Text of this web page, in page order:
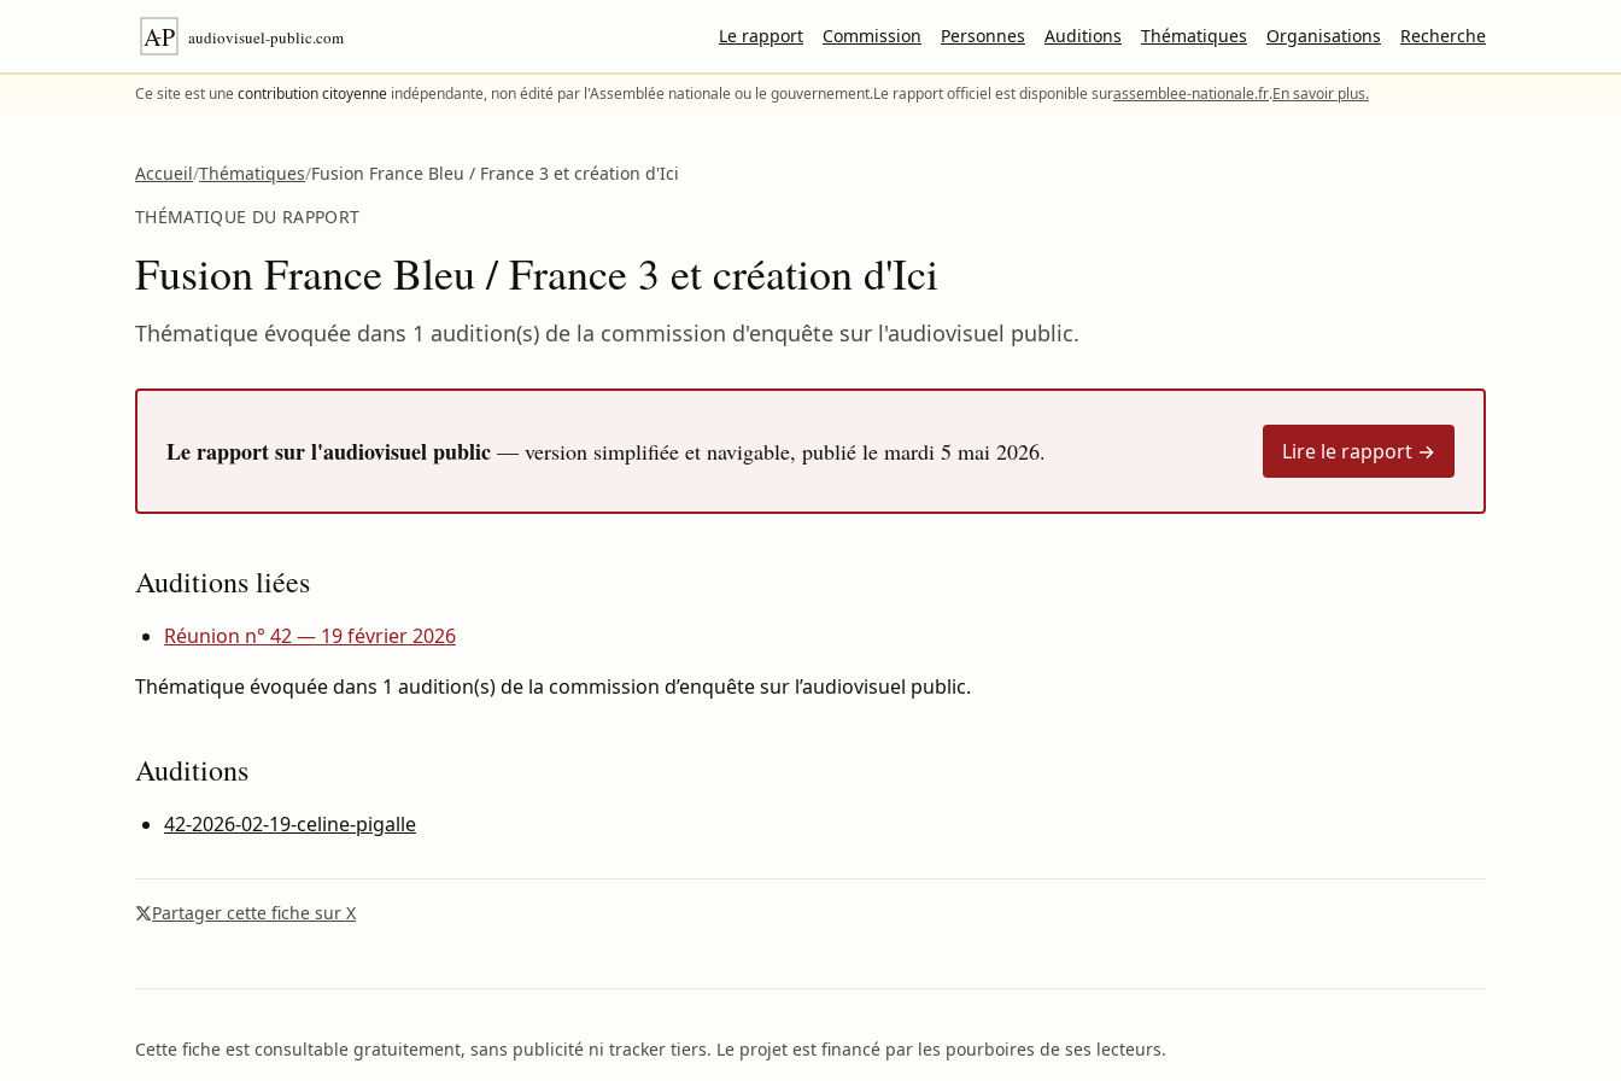
Aller au contenu
Le rapport Commission Personnes Auditions Thématiques Organisations Recherche
Ce site est unecontribution citoyenne indépendante, non édité par l'Assemblée nationale ou le gouvernement.Le rapport officiel est disponible surassemblee-nationale.fr.En savoir plus.
Accueil/Thématiques/Fusion France Bleu / France 3 et création d'Ici
THÉMATIQUE DU RAPPORT
Fusion France Bleu / France 3 et création d'Ici
Thématique évoquée dans 1 audition(s) de la commission d'enquête sur l'audiovisuel public.
Le rapport sur l'audiovisuel public — version simplifiée et navigable, publié le mardi 5 mai 2026. Lire le rapport →
Auditions liées
Réunion n° 42 — 19 février 2026
Thématique évoquée dans 1 audition(s) de la commission d’enquête sur l’audiovisuel public.
Auditions
42-2026-02-19-celine-pigalle
Partager cette fiche sur X
Cette fiche est consultable gratuitement, sans publicité ni tracker tiers. Le projet est financé par les pourboires de ses lecteurs.